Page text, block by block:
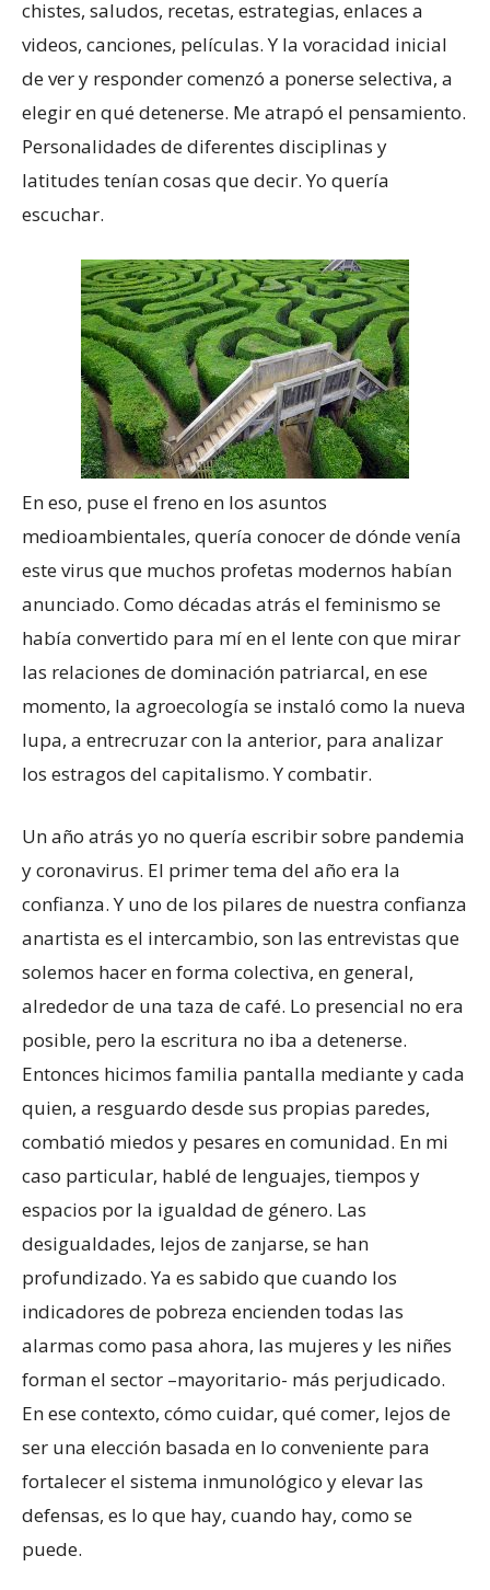
chistes, saludos, recetas, estrategias, enlaces a
videos, canciones, películas. Y la voracidad inicial
de ver y responder comenzó a ponerse selectiva, a
elegir en qué detenerse. Me atrapó el pensamiento.
Personalidades de diferentes disciplinas y
latitudes tenían cosas que decir. Yo quería
escuchar.
En eso, puse el freno en los asuntos
medioambientales, quería conocer de dónde venía
este virus que muchos profetas modernos habían
anunciado. Como décadas atrás el feminismo se
había convertido para mí en el lente con que mirar
las relaciones de dominación patriarcal, en ese
momento, la agroecología se instaló como la nueva
lupa, a entrecruzar con la anterior, para analizar
los estragos del capitalismo. Y combatir.
Un año atrás yo no quería escribir sobre pandemia
y coronavirus. El primer tema del año era la
confianza. Y uno de los pilares de nuestra confianza
anartista es el intercambio, son las entrevistas que
solemos hacer en forma colectiva, en general,
alrededor de una taza de café. Lo presencial no era
posible, pero la escritura no iba a detenerse.
Entonces hicimos familia pantalla mediante y cada
quien, a resguardo desde sus propias paredes,
combatió miedos y pesares en comunidad. En mi
caso particular, hablé de lenguajes, tiempos y
espacios por la igualdad de género. Las
desigualdades, lejos de zanjarse, se han
profundizado. Ya es sabido que cuando los
indicadores de pobreza encienden todas las
alarmas como pasa ahora, las mujeres y les niñes
forman el sector –mayoritario- más perjudicado.
En ese contexto, cómo cuidar, qué comer, lejos de
ser una elección basada en lo conveniente para
fortalecer el sistema inmunológico y elevar las
defensas, es lo que hay, cuando hay, como se
puede.